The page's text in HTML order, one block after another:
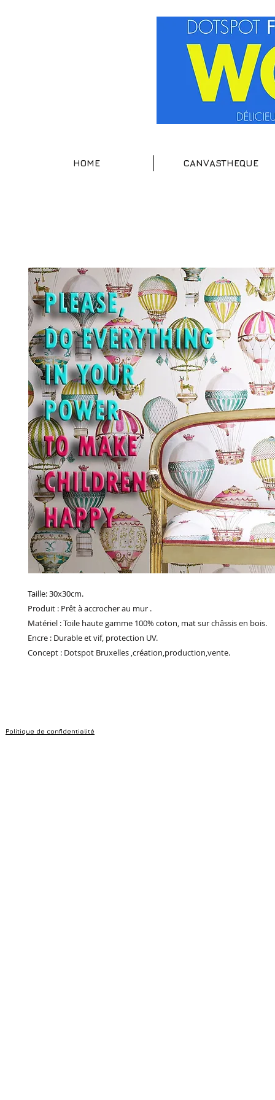
HOME CANVASTHEQUE
Taille: 30x30cm.
Produit : Prêt à accrocher au mur .
Matériel : Toile haute gamme 100% coton, mat sur châssis en bois.
Encre : Durable et vif, protection UV.
Concept : Dotspot Bruxelles ,création,production,vente.
Politique de confidentialité